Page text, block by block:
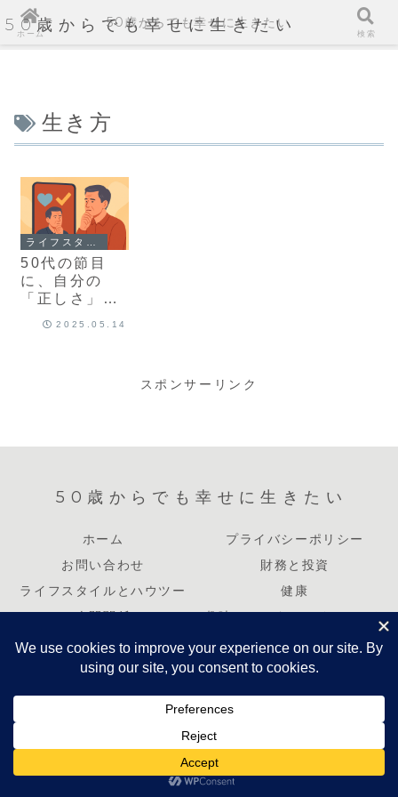
50歳からでも幸せに生きたい
生き方
50代の節目
に、自分の
「正しさ」を
2025.05.14
スポンサーリンク
50歳からでも幸せに生きたい
ホーム
プライバシーポリシー
お問い合わせ
財務と投資
ライフスタイルとハウツー
健康
人間関係
趣味とエンターテインメント
キャリアと起業
ホーム
50歳からでも幸せに生きたい
検索